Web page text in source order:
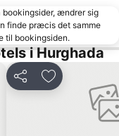
bookingsider, ændrer sig
finde præcis det samme
til bookingsiden.
i Hurghada
Del Føj til